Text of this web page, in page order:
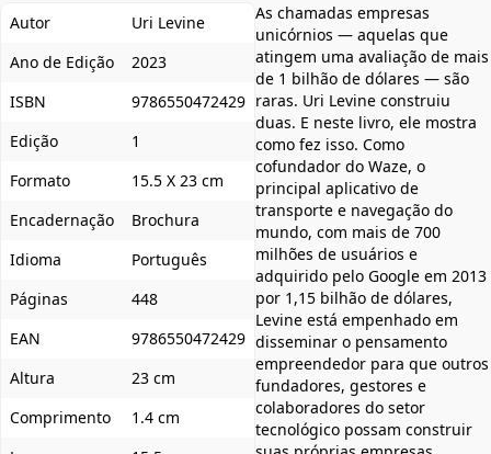
Autor
Uri Levine
Ano de Edição
2023
ISBN
9786550472429
Edição
1
Formato
15.5 X 23 cm
Encadernação
Brochura
Idioma
Português
Páginas
448
EAN
9786550472429
Altura
23 cm
Comprimento
1.4 cm
As chamadas empresas
unicórnios — aquelas que
atingem uma avaliação de mais
de 1 bilhão de dólares — são
raras. Uri Levine construiu
duas. E neste livro, ele mostra
como fez isso. Como
cofundador do Waze, o
principal aplicativo de
transporte e navegação do
mundo, com mais de 700
milhões de usuários e
adquirido pelo Google em 2013
por 1,15 bilhão de dólares,
Levine está empenhado em
disseminar o pensamento
empreendedor para que outros
fundadores, gestores e
colaboradores do setor
tecnológico possam construir